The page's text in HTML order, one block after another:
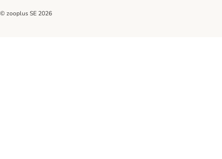
© zooplus SE 2026